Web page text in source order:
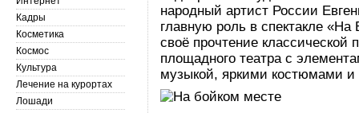
народный артист России
главную роль в спектакле
своё прочтение классической
площадного театра с
музыкой, яркими костюмами
Кадры
Косметика
Космос
Культура
Лечение на курортах
Лошади